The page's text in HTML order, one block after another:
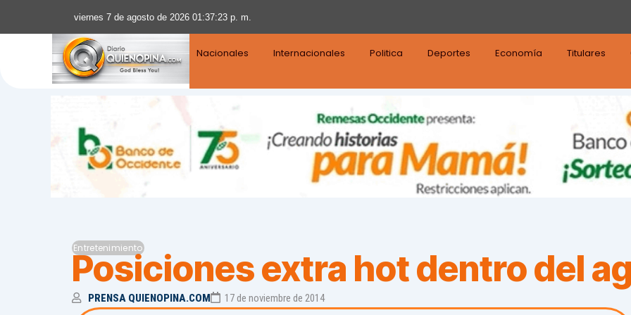
viernes 7 de agosto de 2026 01:37:24 p. m.
Nacionales Internacionales Politica Deportes Economía Titulares
Entretenimiento
Posiciones extra hot dentro del
PRENSA QUIENOPINA.COM 17 de noviembre de 2014